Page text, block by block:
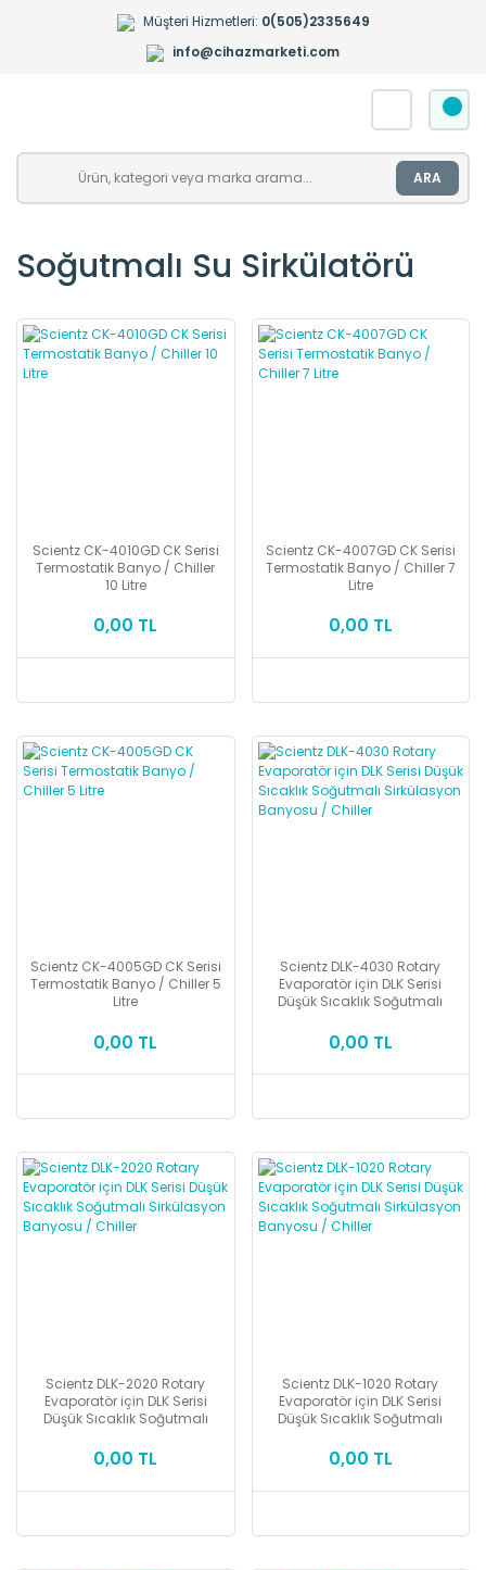
Müşteri Hizmetleri: 0(505)2335649
info@cihazmarketi.com
ARA
Soğutmalı Su Sirkülatörü
Scientz CK-4010GD CK Serisi
Termostatik Banyo / Chiller
10 Litre
0,00 TL
Scientz CK-4007GD CK Serisi
Termostatik Banyo / Chiller 7
Litre
0,00 TL
Scientz CK-4005GD CK Serisi
Termostatik Banyo / Chiller 5
Litre
0,00 TL
Scientz DLK-4030 Rotary
Evaporatör için DLK Serisi
Düşük Sıcaklık Soğutmalı
0,00 TL
Scientz DLK-2020 Rotary
Evaporatör için DLK Serisi
Düşük Sıcaklık Soğutmalı
0,00 TL
Scientz DLK-1020 Rotary
Evaporatör için DLK Serisi
Düşük Sıcaklık Soğutmalı
0,00 TL